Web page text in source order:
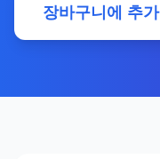
장바구니에 추가